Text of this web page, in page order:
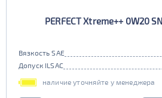
PERFECT Xtreme++ 0W20
Вязкость SAE
Допуск ILSAC
наличие уточняйте у менеджера